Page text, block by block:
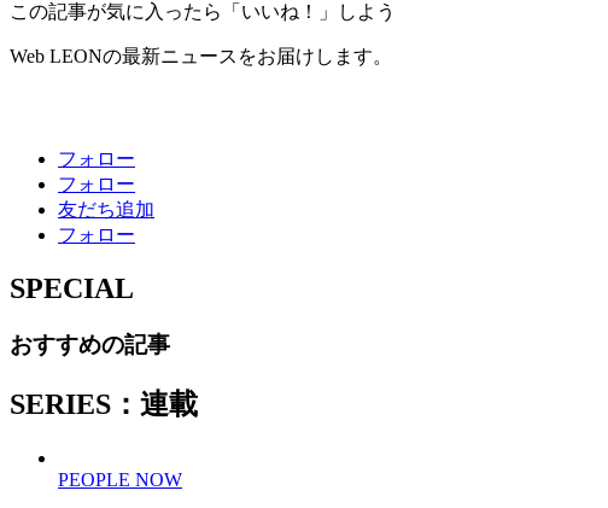
この記事が気に入ったら「いいね！」しよう
Web LEONの最新ニュースをお届けします。
フォロー
フォロー
友だち追加
フォロー
SPECIAL
おすすめの記事
SERIES：連載
PEOPLE NOW